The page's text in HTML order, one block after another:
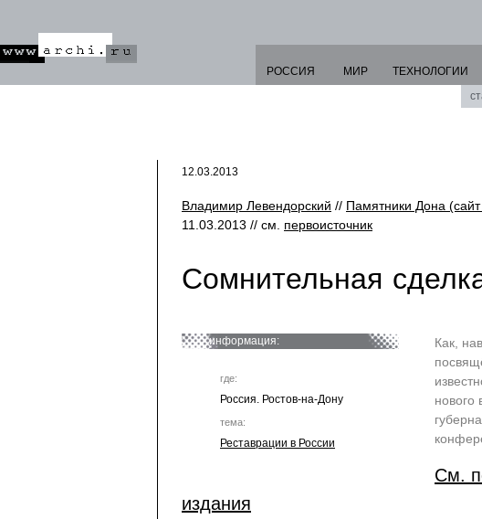
РОССИЯ МИР ТЕХНОЛОГИИ
12.03.2013
Владимир Левендорский // Памятники Дона
11.03.2013 // см. первоисточник
Сомнительная
информация:
где:
Россия. Ростов-на-Дону
тема:
Реставрации в России
Как,
нового
См.
издания